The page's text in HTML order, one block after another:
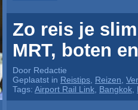
Zo reis je
MRT, boten
Door Redactie
Geplaatst in Reistips Reizen
Tags: Airport Rail Link Bangkok